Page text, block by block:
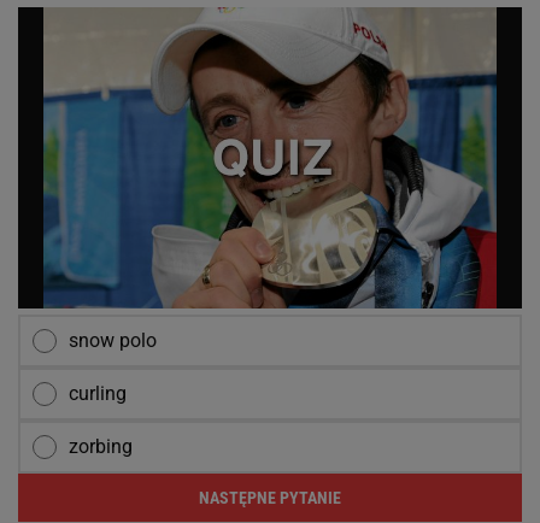
snow polo
curling
zorbing
NASTĘPNE PYTANIE